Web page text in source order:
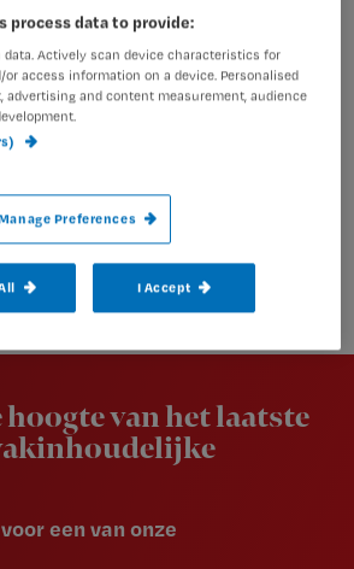
van het laatste
een van onze
process data to provide:
data. Actively scan device characteristics for
access information on a device. Personalised
advertising and content measurement, audience
Preferences
I Accept